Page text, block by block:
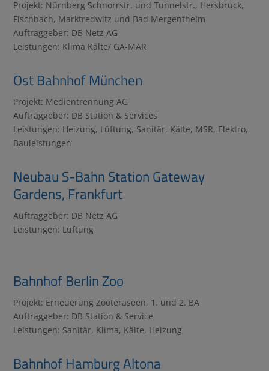
Projekt: Nürnberg Schnorrstr. und Tunnelstr., Hersbruck,
Fischbach, Marktredwitz und Bad Mergentheim
Auftraggeber: DB Netz AG
Leistungen: Klima Kälte/ GA-MAR
Ost Bahnhof München
Projekt: Medientrennung AG
Auftraggeber: DB Station & Services
Leistungen: Heizung, Lüftung, Sanitär, Kälte, MSR, Elektro,
Bauleistungen
Neubau S-Bahn Station Gateway
Gardens, Frankfurt
Auftraggeber: DB Netz AG
Leistungen: Lüftung
Bahnhof Berlin Zoo
Projekt: Erneuerung Zooteraseen, 1. und 2. BA
Auftraggeber: DB Station & Service
Leistungen: Sanitär, Klima, Kälte, Heizung
Bahnhof Hamburg Altona